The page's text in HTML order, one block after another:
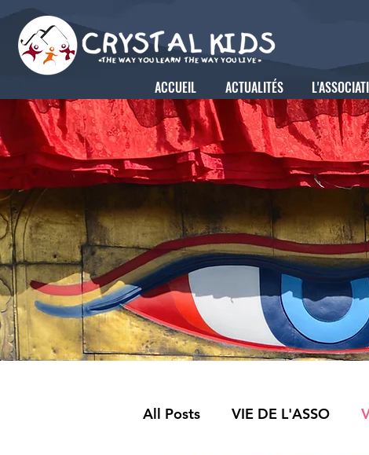
ACCUEIL ACTUALITÉS
All Posts VIE DE L'ASSO